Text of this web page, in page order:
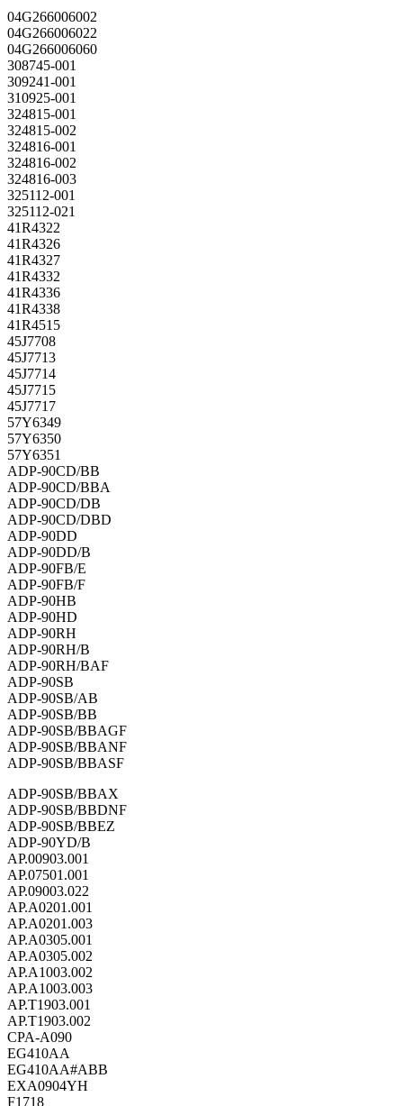
04G266006002
04G266006022
04G266006060
308745-001
309241-001
310925-001
324815-001
324815-002
324816-001
324816-002
324816-003
325112-001
325112-021
41R4322
41R4326
41R4327
41R4332
41R4336
41R4338
41R4515
45J7708
45J7713
45J7714
45J7715
45J7717
57Y6349
57Y6350
57Y6351
ADP-90CD/BB
ADP-90CD/BBA
ADP-90CD/DB
ADP-90CD/DBD
ADP-90DD
ADP-90DD/B
ADP-90FB/E
ADP-90FB/F
ADP-90HB
ADP-90HD
ADP-90RH
ADP-90RH/B
ADP-90RH/BAF
ADP-90SB
ADP-90SB/AB
ADP-90SB/BB
ADP-90SB/BBAGF
ADP-90SB/BBANF
ADP-90SB/BBASF
ADP-90SB/BBAX
ADP-90SB/BBDNF
ADP-90SB/BBEZ
ADP-90YD/B
AP.00903.001
AP.07501.001
AP.09003.022
AP.A0201.001
AP.A0201.003
AP.A0305.001
AP.A0305.002
AP.A1003.002
AP.A1003.003
AP.T1903.001
AP.T1903.002
CPA-A090
EG410AA
EG410AA#ABB
EXA0904YH
F1718